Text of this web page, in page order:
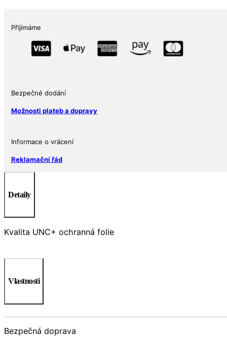
Přijímáme
Bezpečné dodání
Možnosti plateb a dopravy
Informace o vrácení
Reklamační řád
Detaily
Kvalita UNC+ ochranná folie
Vlastnosti
Bezpečná doprava